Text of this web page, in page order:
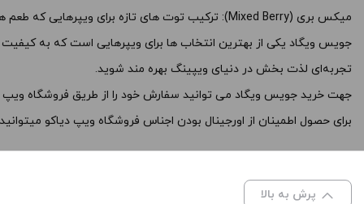
میکس بری (Mixed Berry): ترکیب توت های تازه برای ویپرهایی که طعم های میوه ای را ترجیح می دهند.
جویس ویگاد یکی از بهترین انتخاب ها برای ویپرهایی است که به
تجربه‌ای لذت بخش در دنیای ویپینگ بهره مند شوید.
جهت خرید جویس ویگاد می توانید سفارش خود را از طریق فروشگاه ویپ
برای حصول اطمینان از اورجینال بودن اجناس فروشگاه ویپ دیاکو
پرش به بالا